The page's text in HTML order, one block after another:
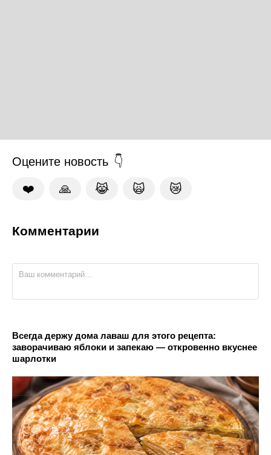
Оцените новость
❤️ 🙏 😹 🙀 😿
Комментарии
Всегда держу дома лаваш для этого рецепта:
заворачиваю яблоки и запекаю — откровенно вкуснее
шарлотки